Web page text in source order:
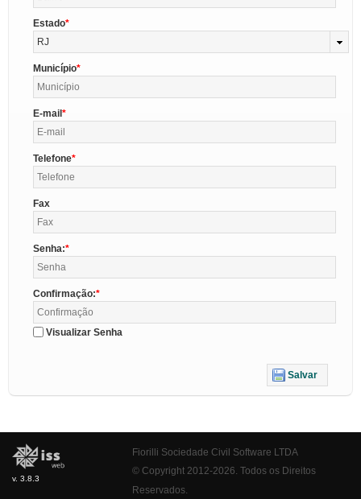
Estado
RJ
Município
E-mail
Telefone
Fax
Senha:
Confirmação:
Visualizar Senha
Salvar
v. 3.8.3
Fiorilli Sociedade Civil Software LTDA
© Copyright 2012-2026. Todos os Direitos
Reservados.